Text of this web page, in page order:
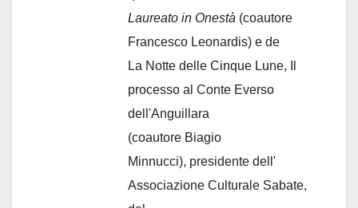
Laureato in Onestà (coautore
Francesco Leonardis) e de
La Notte delle Cinque Lune, Il
processo al Conte Everso
dell'Anguillara
(coautore Biagio
Minnucci), presidente dell'
Associazione Culturale Sabate,